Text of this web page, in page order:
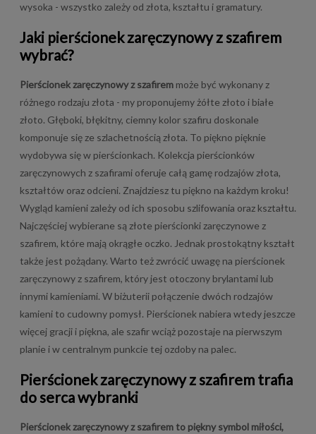
wysoka - wszystko zależy od złota, kształtu i gramatury.
Jaki pierścionek zaręczynowy z szafirem
wybrać?
Pierścionek zaręczynowy z szafirem może być wykonany z
różnego rodzaju złota - my proponujemy żółte złoto i białe
złoto. Głęboki, błękitny, ciemny kolor szafiru doskonale
komponuje się ze szlachetnością złota. To piękno pięknie
wydobywa się w pierścionkach. Kolekcja pierścionków
zaręczynowych z szafirami oferuje całą gamę rodzajów złota,
kształtów oraz odcieni. Znajdziesz tu piękno na każdym kroku!
Wygląd kamieni zależy od ich sposobu szlifowania oraz kształtu.
Najczęściej wybierane są złote pierścionki zaręczynowe z
szafirem, które mają okrągłe oczko. Jednak prostokątny kształt
także jest pożądany. Warto też zwrócić uwagę na pierścionek
zaręczynowy z szafirem, który jest otoczony brylantami lub
innymi kamieniami. W biżuterii połączenie dwóch rodzajów
kamieni to cudowny pomysł. Pierścionek nabiera wtedy jeszcze
więcej gracji i piękna, ale szafir wciąż pozostaje na pierwszym
planie i w centralnym punkcie tej ozdoby na palec.
Pierścionek zaręczynowy z szafirem trafia
do serca wybranki
Pierścionek zaręczynowy z szafirem to piękny symbol miłości,